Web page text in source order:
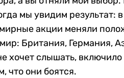
мы увидим результат:
акции меняли
Британия, Германия,
хочет слышать,
что они боятся.